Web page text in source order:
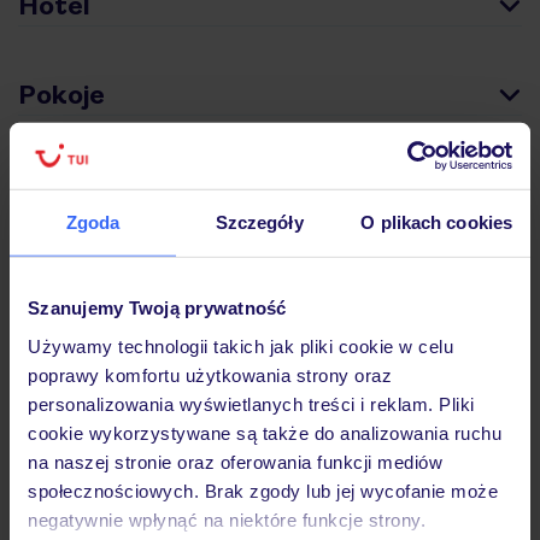
Zgoda Szczegóły O plikach cookies
Szanujemy Twoją prywatność
Używamy technologii takich jak pliki cookie w celu
poprawy komfortu użytkowania strony oraz
personalizowania wyświetlanych treści i reklam. Pliki
cookie wykorzystywane są także do analizowania ruchu
na naszej stronie oraz oferowania funkcji mediów
społecznościowych. Brak zgody lub jej wycofanie może
negatywnie wpłynąć na niektóre funkcje strony.
Pokoje
Wyżywienie
Ważne informacje
Często zadawane pytania
Jak zmienić uczestników/osobę zgłaszającą?